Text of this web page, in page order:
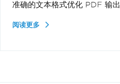
准确的文本格式优化 PDF 输出
阅读更多